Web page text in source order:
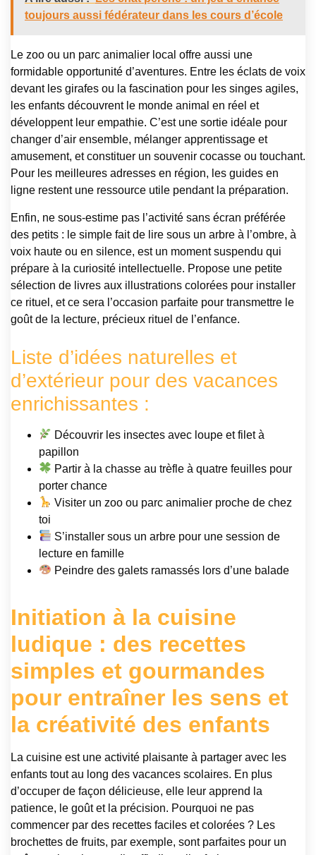
toujours aussi fédérateur dans les cours d’école
Le zoo ou un parc animalier local offre aussi une
formidable opportunité d’aventures. Entre les éclats de voix
devant les girafes ou la fascination pour les singes agiles,
les enfants découvrent le monde animal en réel et
développent leur empathie. C’est une sortie idéale pour
changer d’air ensemble, mélanger apprentissage et
amusement, et constituer un souvenir cocasse ou touchant.
Pour les meilleures adresses en région, les guides en
ligne restent une ressource utile pendant la préparation.
Enfin, ne sous-estime pas l’activité sans écran préférée
des petits : le simple fait de lire sous un arbre à l’ombre, à
voix haute ou en silence, est un moment suspendu qui
prépare à la curiosité intellectuelle. Propose une petite
sélection de livres aux illustrations colorées pour installer
ce rituel, et ce sera l’occasion parfaite pour transmettre le
goût de la lecture, précieux rituel de l’enfance.
Liste d’idées naturelles et
d’extérieur pour des vacances
enrichissantes :
Découvrir les insectes avec loupe et filet à
papillon
Partir à la chasse au trèfle à quatre feuilles pour
porter chance
Visiter un zoo ou parc animalier proche de chez
toi
S’installer sous un arbre pour une session de
lecture en famille
Peindre des galets ramassés lors d’une balade
Initiation à la cuisine
ludique : des recettes
simples et gourmandes
pour entraîner les sens et
la créativité des enfants
La cuisine est une activité plaisante à partager avec les
enfants tout au long des vacances scolaires. En plus
d’occuper de façon délicieuse, elle leur apprend la
patience, le goût et la précision. Pourquoi ne pas
commencer par des recettes faciles et colorées ? Les
brochettes de fruits, par exemple, sont parfaites pour un